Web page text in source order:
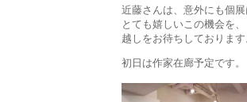
近藤さんは、意外にも個
とても嬉しいこの機会を
越しをお待ちしておりま
初日は作家在廊予定です。